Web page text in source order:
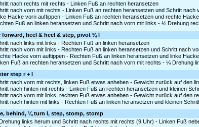
nach rechts mit rechts - Linken Fuß an rechten heransetzen
nach vorn mit rechts - Linken Fuß an rechten heransetzen und Schritt nach
Hacke vorn auftippen - Linken Fuß an rechten heransetzen und rechte
Fuß an linken heransetzen und Schritt nach vorn mit links - ½ Drehung
forward, heel & heel & step, pivot ¼ l
nach links mit links - Rechten Fuß an linken heransetzen
nach vorn mit links - Rechten Fuß an linken heransetzen und Schritt nach
Hacke vorn auftippen - Rechten Fuß an linken heransetzen und linke
Fuß an rechten heransetzen und Schritt nach vorn mit rechts - ¼ Drehung
step r + l
nach vorn mit rechts, linken Fuß etwas anheben - Gewicht zurück auf den
nach hinten mit rechts - Linken Fuß an rechten heransetzen und kleinen
nach vorn mit links, rechten Fuß etwas anheben - Gewicht zurück auf den
nach hinten mit links - Rechten Fuß an linken heransetzen und kleinen
behind, ¼ turn l, step, stomp, stomp
links herum und Schritt nach rechts mit rechts (9 Uhr) - Linken Fuß